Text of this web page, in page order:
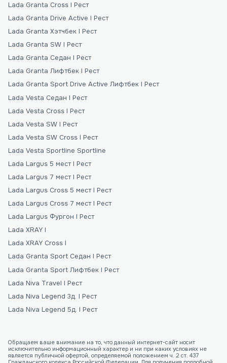
Lada Granta Cross I Рест
Lada Granta Drive Active I Рест
Lada Granta Хэтчбек I Рест
Lada Granta SW I Рест
Lada Granta Седан I Рест
Lada Granta Лифтбек I Рест
Lada Granta Sport Drive Active Лифтбек I Рест
Lada Vesta Седан I Рест
Lada Vesta Cross I Рест
Lada Vesta SW I Рест
Lada Vesta SW Cross I Рест
Lada Vesta Sportline Sportline
Lada Largus 5 мест I Рест
Lada Largus 7 мест I Рест
Lada Largus Сross 5 мест I Рест
Lada Largus Сross 7 мест I Рест
Lada Largus Фургон I Рест
Lada XRAY I
Lada XRAY Cross I
Lada Granta Sport Седан I Рест
Lada Granta Sport Лифтбек I Рест
Lada Niva Travel I Рест
Lada Niva Legend 3д. I Рест
Lada Niva Legend 5д. I Рест
Обращаем ваше внимание на то, что данный интернет-сайт носит
исключительно информационный характер и ни при каких условиях не
является публичной офертой, определяемой положением ч. 2 ст. 437